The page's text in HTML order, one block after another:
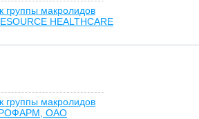
группы макролидов
HEALTHCARE
группы макролидов
ОАО